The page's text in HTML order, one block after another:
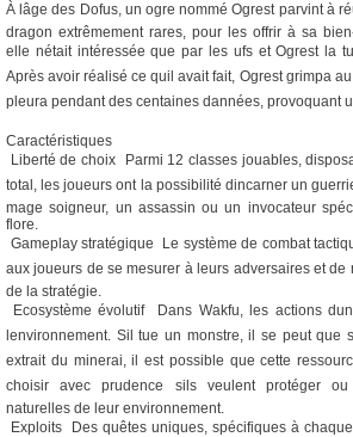
À lâge des Dofus, un ogre nommé Ogrest parvint à
dragon extrêmement rares, pour les offrir à sa
elle nétait intéressée que par les ufs et Ogrest la
Après avoir réalisé ce quil avait fait, Ogrest grimpa
pleura pendant des centaines dannées, provoquant
Caractéristiques
 Liberté de choix  Parmi 12 classes jouables,
total, les joueurs ont la possibilité dincarner un
mage soigneur, un assassin ou un invocateur
flore.
 Gameplay stratégique  Le système de combat
aux joueurs de se mesurer à leurs adversaires et de
de la stratégie.
 Ecosystème évolutif  Dans Wakfu, les actions
lenvironnement. Sil tue un monstre, il se peut que
extrait du minerai, il est possible que cette
choisir avec prudence sils veulent protéger
naturelles de leur environnement.
 Exploits  Des quêtes uniques, spécifiques à